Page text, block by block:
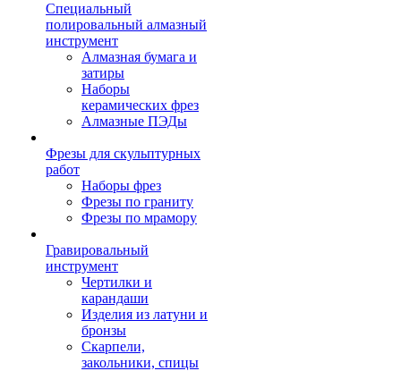
Специальный
полировальный алмазный
инструмент
Алмазная бумага и
затиры
Наборы
керамических фрез
Алмазные ПЭДы
Фрезы для скульптурных
работ
Наборы фрез
Фрезы по граниту
Фрезы по мрамору
Гравировальный
инструмент
Чертилки и
карандаши
Изделия из латуни и
бронзы
Скарпели,
закольники, спицы